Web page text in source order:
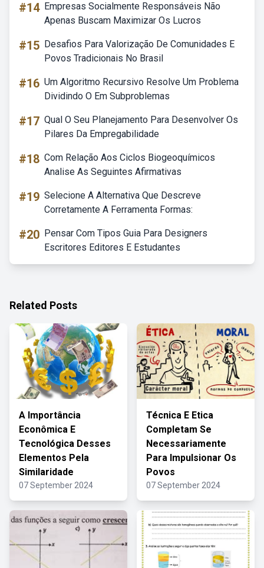
#14 Empresas Socialmente Responsáveis Não
Apenas Buscam Maximizar Os Lucros
#15 Desafios Para Valorização De Comunidades E
Povos Tradicionais No Brasil
#16 Um Algoritmo Recursivo Resolve Um Problema
Dividindo O Em Subproblemas
#17 Qual O Seu Planejamento Para Desenvolver Os
Pilares Da Empregabilidade
#18 Com Relação Aos Ciclos Biogeoquímicos
Analise As Seguintes Afirmativas
#19 Selecione A Alternativa Que Descreve
Corretamente A Ferramenta Formas:
#20 Pensar Com Tipos Guia Para Designers
Escritores Editores E Estudantes
Related Posts
A Importância
Econômica E
Tecnológica Desses
Elementos Pela
Similaridade
07 September 2024
Técnica E Etica
Completam Se
Necessariamente
Para Impulsionar Os
Povos
07 September 2024